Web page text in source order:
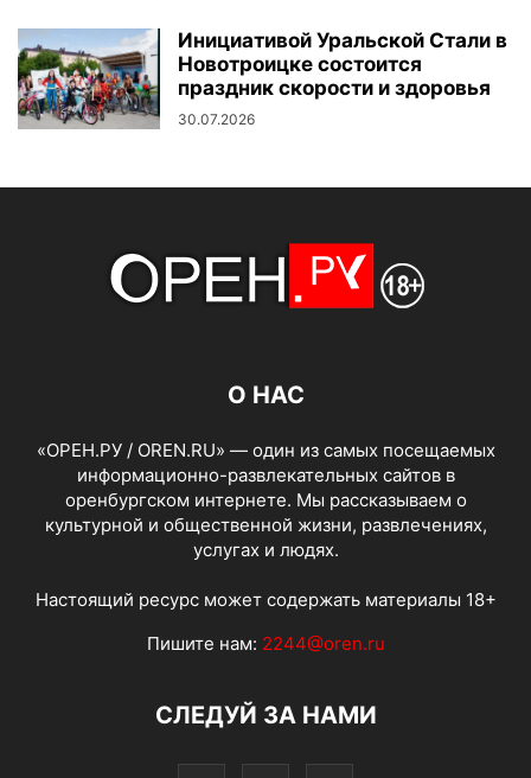
Инициативой Уральской Стали в
Новотроицке состоится
праздник скорости и здоровья
30.07.2026
О НАС
«ОРЕН.РУ / OREN.RU» — один из самых посещаемых
информационно-развлекательных сайтов в
оренбургском интернете. Мы рассказываем о
культурной и общественной жизни, развлечениях,
услугах и людях.
Настоящий ресурс может содержать материалы 18+
Пишите нам: 2244@oren.ru
СЛЕДУЙ ЗА НАМИ